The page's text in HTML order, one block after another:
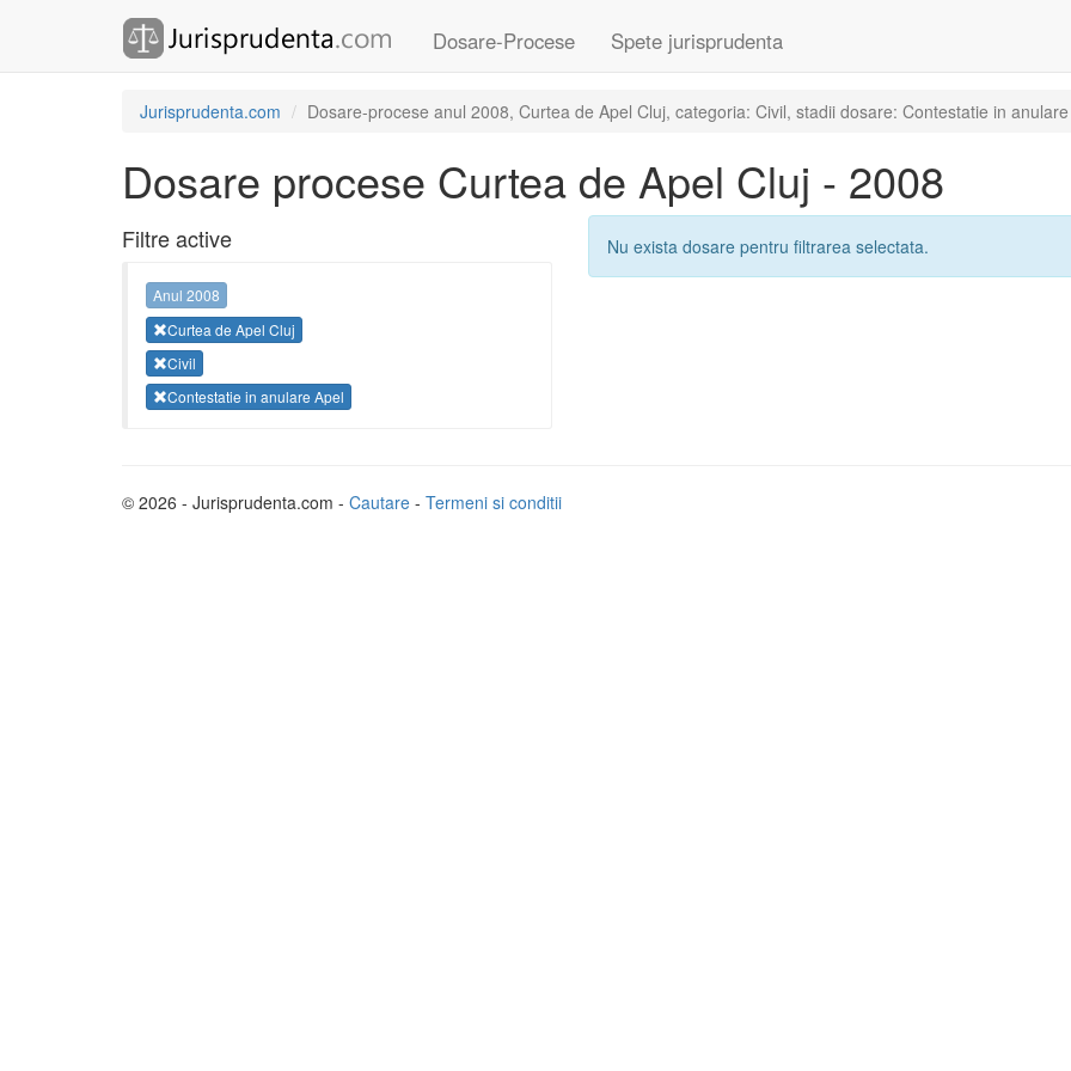
Dosare-Procese Spete jurisprudenta
Jurisprudenta.com Dosare-procese anul 2008, Curtea de Apel Cluj, categoria: Civil, stadii dosare: Contestatie in
Dosare procese Curtea de Apel Cluj - 2008
Filtre active
Anul 2008
Curtea de Apel Cluj
Civil
Contestatie in anulare Apel
Nu exista dosare pentru filtrarea selectata.
© 2026 - Jurisprudenta.com - Cautare - Termeni si conditii